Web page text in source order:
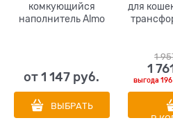
комкующийся
наполнитель Almo
от1 147 руб.
ВЫБРАТЬ
для
1
1
выгода196
В